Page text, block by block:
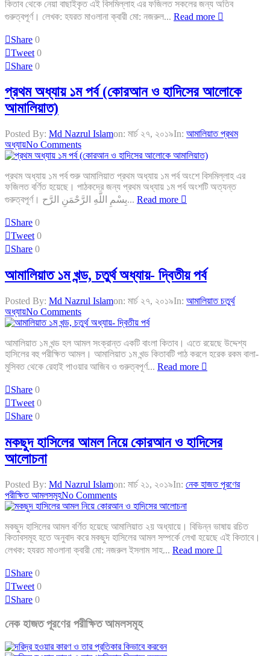
কিতাব থেকে নেয়া বাছাইকৃত এই বিসমিল্লাহ এর ফজিলত সকলের জন্য অতিব
গুরুত্বপূর্ণ। লেখক: হযরত মাওলানা ক্বারী মো: নজরুল... Read more
Share 0
Tweet 0
Share 0
প্রথম অধ্যায় ১ম পর্ব (কোরআন ও হাদিসের আলোকে
আমালিয়াত)
Posted By: Md Nazrul Islamon: মার্চ ২৭, ২০১৯In: আমালিয়াত প্রথম
অধ্যায়No Comments
প্রথম অধ্যায় ১ম পর্ব শুরু আমালিয়াত প্রথম অধ্যায় ১ম পর্ব অংশে বিসমিল্লাহ এর
ফজিলত বর্ণিত হয়েছে। পাঠকদের জন্য প্রথম অধ্যায় ১ম পর্ব অংশটি অত্যন্ত
গুরুত্বপূর্ণ। بِسْمِ اللَّهِ الرَّحْمَنِ الرَّح... Read more
Share 0
Tweet 0
Share 0
আমালিয়াত ১ম খন্ড, চতুর্থ অধ্যায়- দ্বিতীয় পর্ব
Posted By: Md Nazrul Islamon: মার্চ ২৭, ২০১৯In: আমালিয়াত চতুর্থ
অধ্যায়No Comments
আমালিয়াত ১ম খন্ড হল আমল সংক্রান্ত একটি বাংলা কিতাব। এতে রয়েছে উদ্দেশ্য
হাসিলের বহু পরীক্ষিত আমল। আমালিয়াত ১ম খন্ড কিতাবটি পাঠ করলে হরেক রকম বালা-
মুসিবত থেকে রেহাই পাওয়ার আজিব ও গুরুত্বপূর্ণ... Read more
Share 0
Tweet 0
Share 0
মকছুদ হাসিলের আমল নিয়ে কোরআন ও হাদিসের
আলোচনা
Posted By: Md Nazrul Islamon: মার্চ ২১, ২০১৯In: নেক হাজত পূরণের
পরীক্ষিত আমলসমূহNo Comments
মকছুদ হাসিলের আমল বর্ণিত হয়েছে আমালিয়াত ২য় অধ্যায়ে। বিভিন্ন ভাষায় রচিত
কিতাবসমূহ হতে অনুবাদ করে মকছুদ হাসিলের আমল সম্পর্কে লেখা হয়েছে এই কিতাবে।
লেখক: হযরত মাওলানা ক্বারী মো: নজরুল ইসলাম সাহ... Read more
Share 0
Tweet 0
Share 0
নেক হাজত পূরণের পরীক্ষিত আমলসমূহ